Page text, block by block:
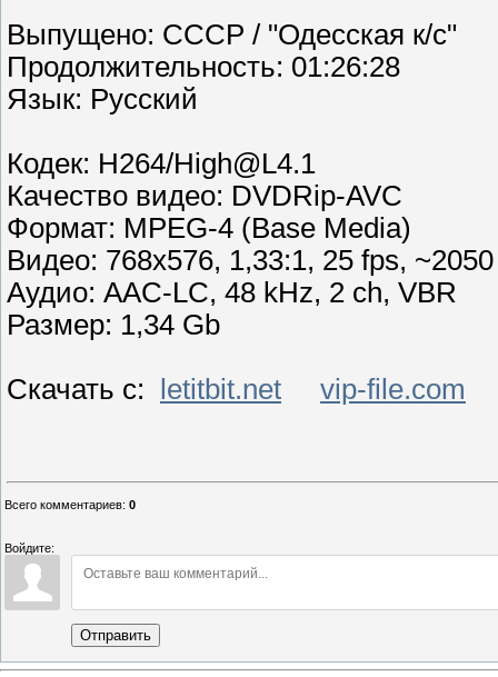
Выпущено: СССР / "Одесская к/с"
Продолжительность: 01:26:28
Язык: Русский
Кодек: H264/High@L4.1
Качество видео: DVDRip-AVC
Формат: MPEG-4 (Base Media)
Видео: 768x576, 1,33:1, 25 fps,
Аудио: AAC-LC, 48 kHz, 2 ch, VBR
Размер: 1,34 Gb
Скачать с: letitbit.net vip-file.com
Всего комментариев: 0
Войдите:
Отправить